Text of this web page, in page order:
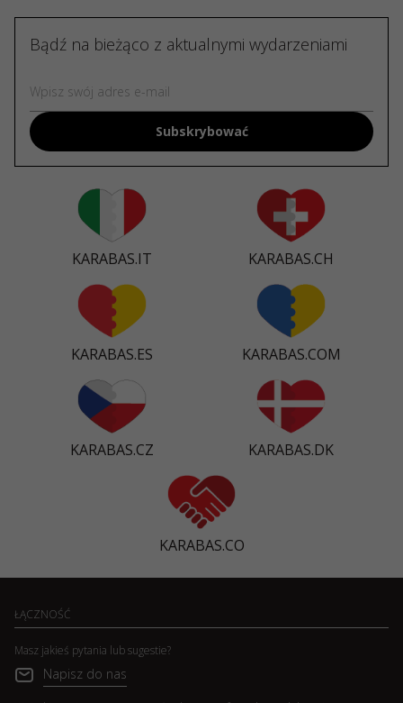
Bądź na bieżąco z aktualnymi wydarzeniami
Subskrybować
KARABAS.IT KARABAS.CH
KARABAS.ES KARABAS.COM
KARABAS.CZ KARABAS.DK
KARABAS.CO
ŁĄCZNOŚĆ
Masz jakieś pytania lub sugestie?
Napisz do nas